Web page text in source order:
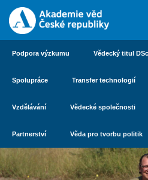
Podpora výzkumu Vědecký titul
Spolupráce Transfer technologií
Vzdělávání Vědecké společnosti
Partnerství Věda pro tvorbu politik